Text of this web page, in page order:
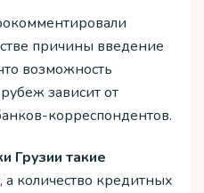
причины введение
возможность
зависит от
корреспондентов.
Грузии такие
, а количество кредитных